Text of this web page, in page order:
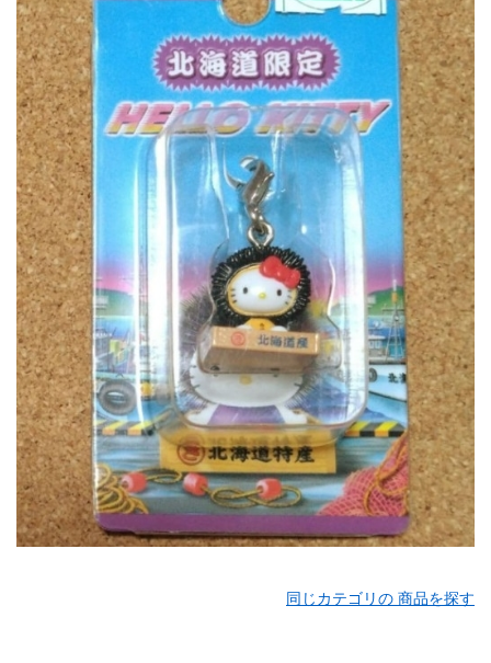
同じカテゴリの 商品を探す